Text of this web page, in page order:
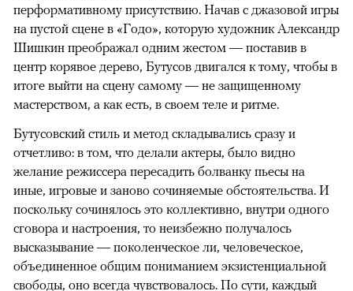
перформативному присутствию. Начав с джазовой игры
на пустой сцене в «Годо», которую художник Александр
Шишкин преображал одним жестом — поставив в
центр корявое дерево, Бутусов двигался к тому, чтобы в
итоге выйти на сцену самому — не защищенному
мастерством, а как есть, в своем теле и ритме.
Бутусовский стиль и метод складывались сразу и
отчетливо: в том, что делали актеры, было видно
желание режиссера пересадить болванку пьесы на
иные, игровые и заново сочиняемые обстоятельства. И
поскольку сочинялось это коллективно, внутри одного
сговора и настроения, то неизбежно получалось
высказывание — поколенческое ли, человеческое,
объединенное общим пониманием экзистенциальной
свободы, оно всегда чувствовалось. По сути, каждый